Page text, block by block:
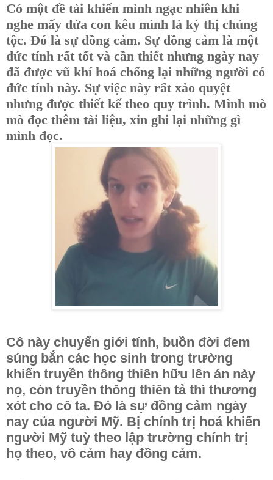
Có một đề tài khiến mình ngạc nhiên khi
nghe mấy đứa con kêu mình là kỳ thị chủng
tộc. Đó là sự đồng cảm. Sự đồng cảm là một
đức tính rất tốt và cần thiết nhưng ngày nay
đã được vũ khí hoá chống lại những người có
đức tính này. Sự việc này rất xảo quyệt
nhưng được thiết kế theo quy trình. Mình mò
mò đọc thêm tài liệu, xin ghi lại những gì
mình đọc.
Cô này chuyển giới tính, buồn đời đem
súng bắn các học sinh trong trường
khiến truyền thông thiên hữu lên án này
nọ, còn truyền thông thiên tả thì thương
xót cho cô ta. Đó là sự đồng cảm ngày
nay của người Mỹ. Bị chính trị hoá khiến
người Mỹ tuỳ theo lập trường chính trị
họ theo, vô cảm hay đồng cảm.